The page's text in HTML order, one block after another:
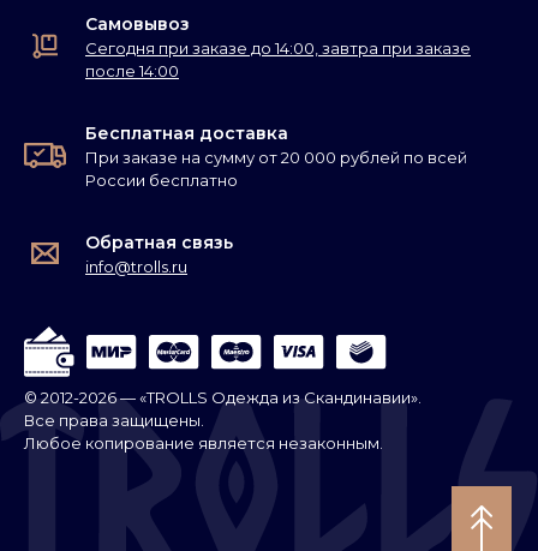
Самовывоз
Сегодня при заказе до 14:00, завтра при заказе
после 14:00
Бесплатная доставка
При заказе на сумму от 20 000 рублей по всей
России бесплатно
Обратная связь
info@trolls.ru
© 2012-2026 — «TROLLS Одежда из Скандинавии».
Все права защищены.
Любое копирование является незаконным.